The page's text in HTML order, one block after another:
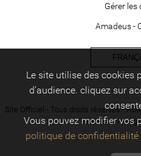
Gérer les
Amadeus -
Site Officiel - Tous droits réservés -
réalisation : -
Le site utilise des cookies
d’audience. cliquez sur
Vous pouvez modifier vos
politique de confidentialité